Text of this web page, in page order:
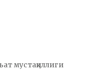
мустақиллиги